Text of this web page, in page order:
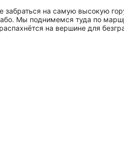
забраться на самую высокую
Мы поднимемся туда по
на вершине для